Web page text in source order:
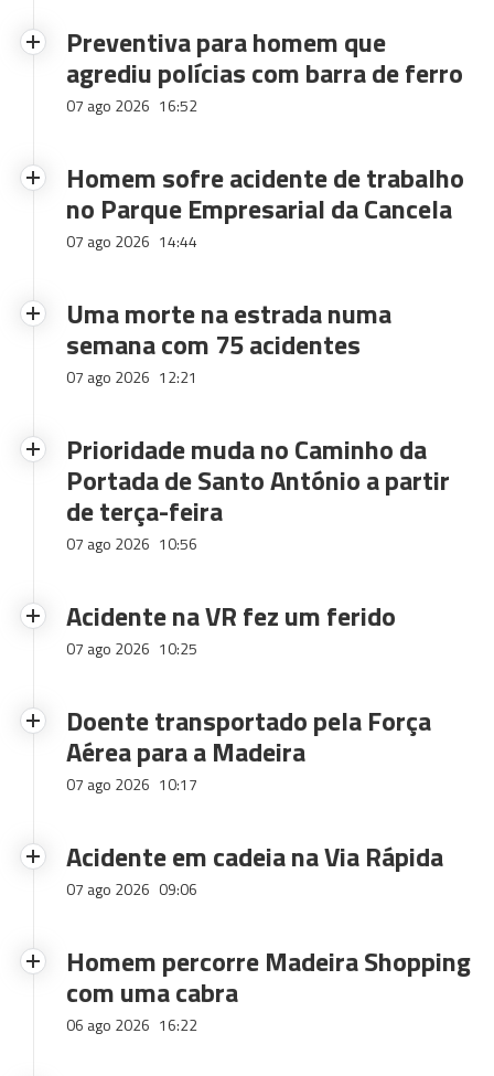
Preventiva para homem que
agrediu polícias com barra de ferro
07 ago 2026 16:52
Homem sofre acidente de trabalho
no Parque Empresarial da Cancela
07 ago 2026 14:44
Uma morte na estrada numa
semana com 75 acidentes
07 ago 2026 12:21
Prioridade muda no Caminho da
Portada de Santo António a partir
de terça-feira
07 ago 2026 10:56
Acidente na VR fez um ferido
07 ago 2026 10:25
Doente transportado pela Força
Aérea para a Madeira
07 ago 2026 10:17
Acidente em cadeia na Via Rápida
07 ago 2026 09:06
Homem percorre Madeira Shopping
com uma cabra
06 ago 2026 16:22